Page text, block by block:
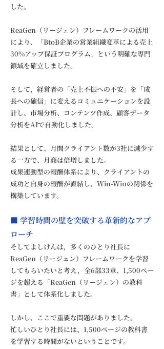
した。
ReaGen（リージェン）フレームワークの活用
により、「BtoB企業の営業組織変革による売上
30%アップ保証プログラム」という明確な専門
領域を確立しました。
そして，経営者の「売上不振への不安」を「成
長への確信」に変えるコミュニケーションを設
計し、市場分析、コンテンツ作成、顧客データ
分析をAIで自動化しました。
結果として、月間クライアント数が3社に減少す
る一方で、月商は倍増しました。
成果連動型の報酬体系により、クライアントの
成功と自身の報酬が直結し、Win-Winの関係を
構築しています。
■ 学習時間の壁を突破する革新的なアプ
ローチ
そしてよしけんは，多くのひとり社長に
ReaGen（リージェン）フレームワークを学習
してもらいたいと考え，全6部33章、1,500ペー
ジを超える「ReaGen（リージェン）の教科
書」として体系化しました。
しかし、ここで重要な問題がありました。
忙しいひとり社長には、1,500ページの教科書
を学習する時間がないということです。